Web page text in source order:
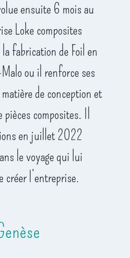
ensuite 6 mois au
Loke composites
fabrication de Foil en
ou il renforce ses
de conception et
composites. Il
en juillet 2022
le voyage qui lui
créer l’entreprise.